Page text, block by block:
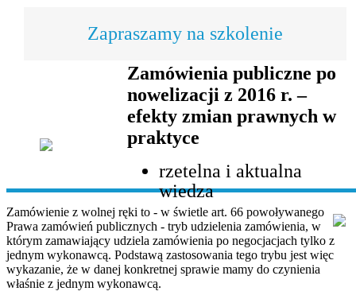
Zapraszamy na szkolenie
Zamówienia publiczne po
nowelizacji z 2016 r. –
efekty zmian prawnych w
praktyce
rzetelna i aktualna
wiedza
Zamówienie z wolnej ręki to - w świetle art. 66 powoływanego
Prawa zamówień publicznych - tryb udzielenia zamówienia, w
którym zamawiający udziela zamówienia po negocjacjach tylko z
jednym wykonawcą. Podstawą zastosowania tego trybu jest więc
wykazanie, że w danej konkretnej sprawie mamy do czynienia
właśnie z jednym wykonawcą.